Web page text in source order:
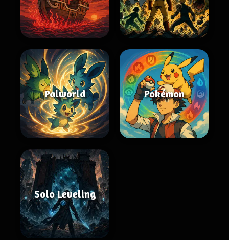
Palworld Pokémon
Solo Leveling